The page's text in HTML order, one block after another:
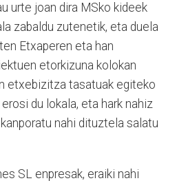
urte joan dira MSko kideek
zabaldu zutenetik, eta duela
Etxaperen eta han
etorkizuna kolokan
etxebizitza tasatuak egiteko
du lokala, eta hark nahiz
nahi dituztela salatu
SL enpresak, eraiki nahi